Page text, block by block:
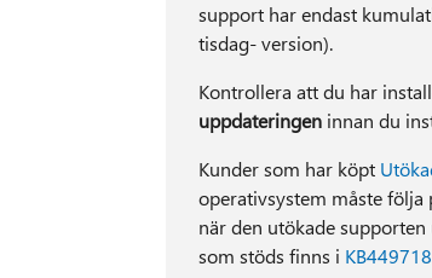
support har endast
tisdag- version).
Kontrollera att du har
uppdateringeninnan du
Kunder som har köpt
operativsystem måste följa
när den utökade
som stöds finns i